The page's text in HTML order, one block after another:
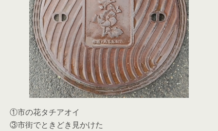
①市の花タチアオイ
③市街でときどき見かけた